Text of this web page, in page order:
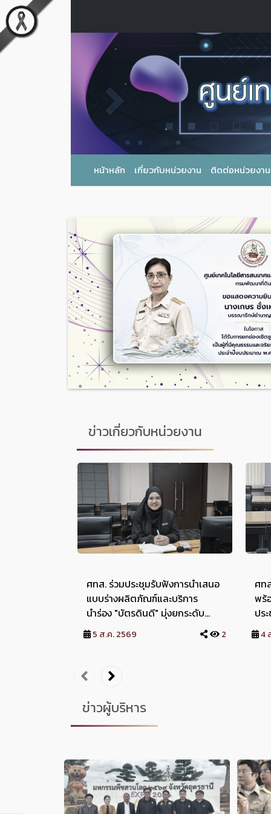
หน้าหลัก เกี่ยวกับหน่วยงาน ติดต่อหน่วยงาน
❮
ข่าวเกี่ยวกับหน่วยงาน
ศทส. ร่วมประชุมรับฟังการนำเสนอ
แบบร่างผลิตภัณฑ์และบริการ
นำร่อง "บัตรดินดี" มุ่งยกระดับ
บริการสู่เกษตรอัจฉริยะ
5 ส.ค. 2569 2
ศท
พร้
ปร
ยก
4
ข่าวผู้บริหาร